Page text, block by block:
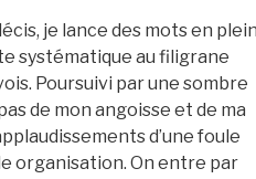
je lance des mots en
systématique au filigrane
Poursuivi par une sombre
de mon angoisse et de ma
d’une foule
organisation. On entre par